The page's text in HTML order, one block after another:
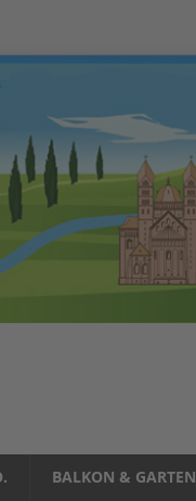
BALKON & GARTEN